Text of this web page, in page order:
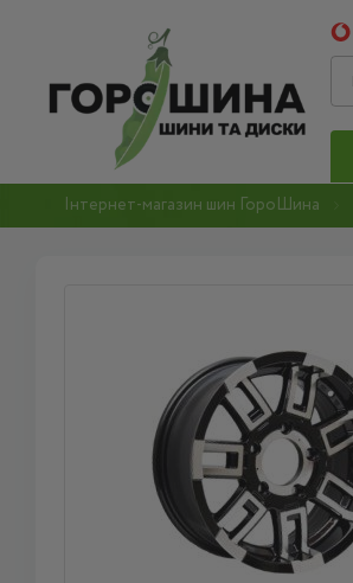
Інтернет-магазин шин ГороШина